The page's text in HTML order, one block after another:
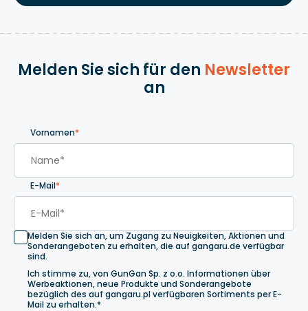
Melden Sie sich für den Newsletter
an
Vornamen*
E-Mail*
Melden Sie sich an, um Zugang zu Neuigkeiten, Aktionen und
Sonderangeboten zu erhalten, die auf gangaru.de verfügbar
sind.
Ich stimme zu, von GunGan Sp. z o.o. Informationen über
Werbeaktionen, neue Produkte und Sonderangebote
bezüglich des auf gangaru.pl verfügbaren Sortiments per E-
Mail zu erhalten.*